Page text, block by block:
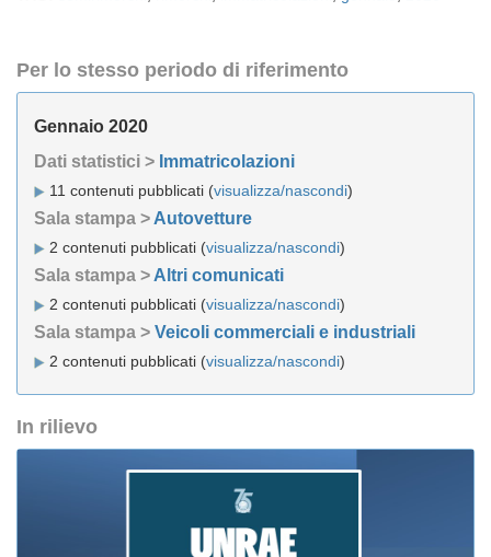
Per lo stesso periodo di riferimento
Gennaio 2020
Dati statistici > Immatricolazioni
11 contenuti pubblicati (visualizza/nascondi)
Sala stampa > Autovetture
2 contenuti pubblicati (visualizza/nascondi)
Sala stampa > Altri comunicati
2 contenuti pubblicati (visualizza/nascondi)
Sala stampa > Veicoli commerciali e industriali
2 contenuti pubblicati (visualizza/nascondi)
In rilievo